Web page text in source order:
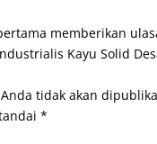
memberikan
Kayu Solid
tidak akan
*